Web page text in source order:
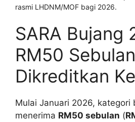
rasmi LHDNM/MOF bagi 2026.
SARA Bujang
RM50 Sebulan
Dikreditkan
Mulai Januari 2026, kategori
menerima RM50 sebulan (